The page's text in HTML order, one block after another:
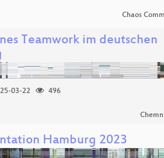
Chaos
Teamwork im deutschen
03-22
496
Hamburg 2023